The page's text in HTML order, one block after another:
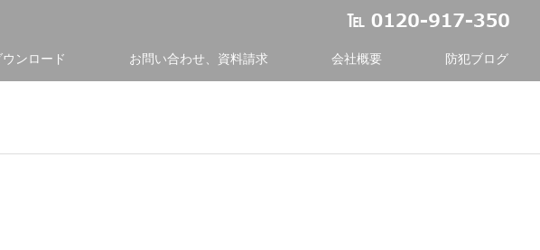
ンロード お問い合わせ、資料請求 会社概要 防犯ブログ